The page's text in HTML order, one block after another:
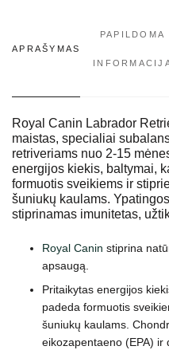
APRAŠYMAS
PAPILDOMA
Royal Canin Labrador
maistas, specialiai
retriveriams nuo 2-15
energijos kiekis, baltymai,
formuotis sveikiems ir
šuniukų kaulams.
stiprinamas imunitetas,
Royal Canin stiprina
apsaugą.
Pritaikytas energijos
padeda formuotis
šuniukų kaulams.
eikozapentaeno (EPA) ir